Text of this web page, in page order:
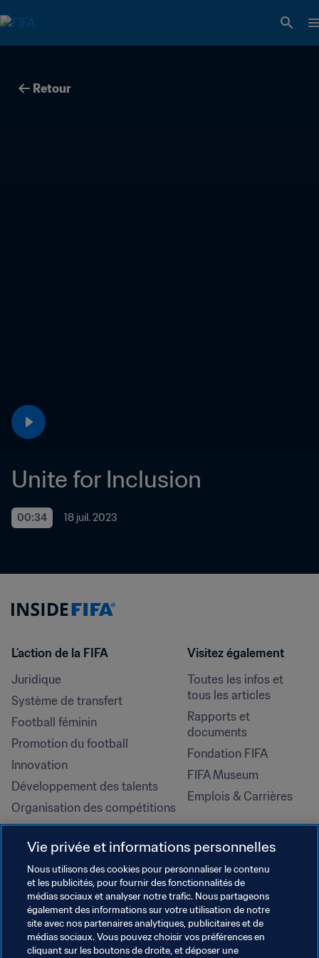
Retour
Unite for Inclusion
00:34 18 juil. 2023
L’action de la FIFA
Juridique
Système de transfert
Football féminin
Promotion du football
Innovation
Développement des talents
Organisation des compétitions
Développement durable
Droits de l'homme et lutte contre
la discrimination
Santé et médical
Initiatives en matière de
formation
Visitez également
Toutes les infos et
tous les articles
Rapports et
documents
Fondation FIFA
FIFA Museum
Emplois & Carrières
Vie privée et informations personnelles
Nous utilisons des cookies pour personnaliser le contenu
et les publicités, pour fournir des fonctionnalités de
médias sociaux et analyser notre trafic. Nous partageons
également des informations sur votre utilisation de notre
site avec nos partenaires analytiques, publicitaires et de
médias sociaux. Vous pouvez choisir vos préférences en
cliquant sur les boutons de droite, et déposer une